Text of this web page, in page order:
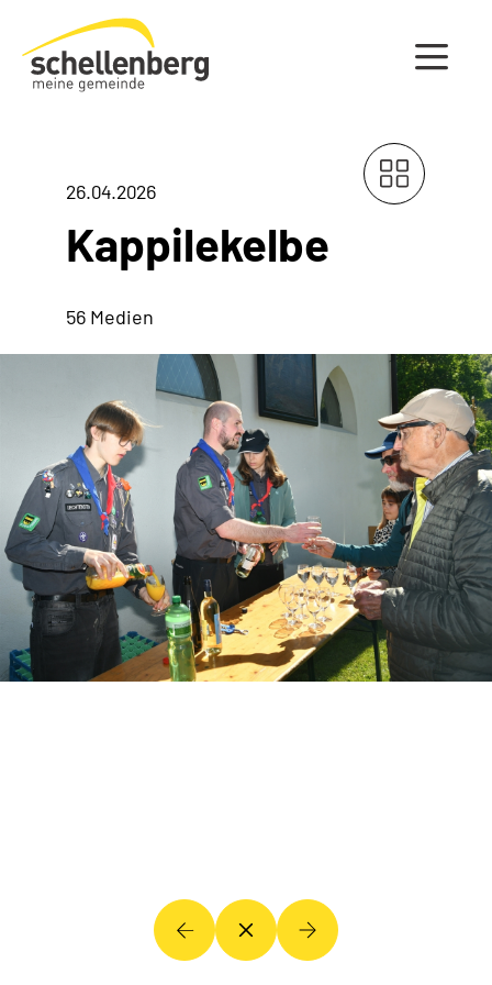
Gemeinde Schellenberg Startseite
26.04.2026
Kappilekelbe
56 Medien